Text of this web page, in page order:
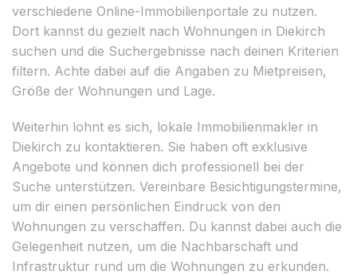
verschiedene Online-Immobilienportale zu nutzen.
Dort kannst du gezielt nach Wohnungen in Diekirch
suchen und die Suchergebnisse nach deinen Kriterien
filtern. Achte dabei auf die Angaben zu Mietpreisen,
Größe der Wohnungen und Lage.
Weiterhin lohnt es sich, lokale Immobilienmakler in
Diekirch zu kontaktieren. Sie haben oft exklusive
Angebote und können dich professionell bei der
Suche unterstützen. Vereinbare Besichtigungstermine,
um dir einen persönlichen Eindruck von den
Wohnungen zu verschaffen. Du kannst dabei auch die
Gelegenheit nutzen, um die Nachbarschaft und
Infrastruktur rund um die Wohnungen zu erkunden.